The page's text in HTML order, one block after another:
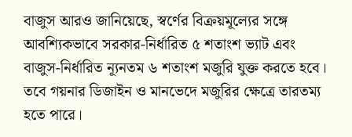
বাজুস আরও জানিয়েছে, স্বর্ণের বিক্রয়মূল্যের সঙ্গে
আবশ্যিকভাবে সরকার-নির্ধারিত ৫ শতাংশ ভ্যাট এবং
বাজুস-নির্ধারিত ন্যূনতম ৬ শতাংশ মজুরি যুক্ত করতে হবে।
তবে গয়নার ডিজাইন ও মানভেদে মজুরির ক্ষেত্রে তারতম্য
হতে পারে।